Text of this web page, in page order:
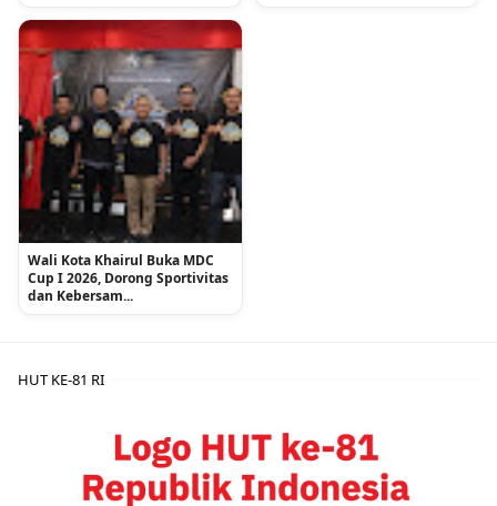
Wali Kota Khairul Buka MDC
Cup I 2026, Dorong Sportivitas
dan Kebersam...
HUT KE-81 RI